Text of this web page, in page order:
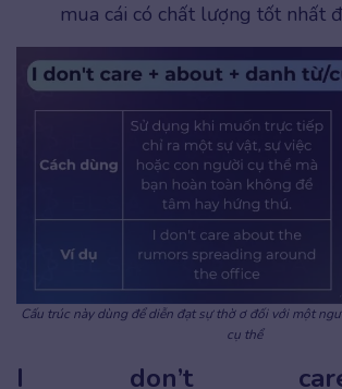
mua cái có chất lượng tốt nhất
Cấu trúc này dùng để diễn đạt sự thờ ơ đối với một
cụ thể
I don’t